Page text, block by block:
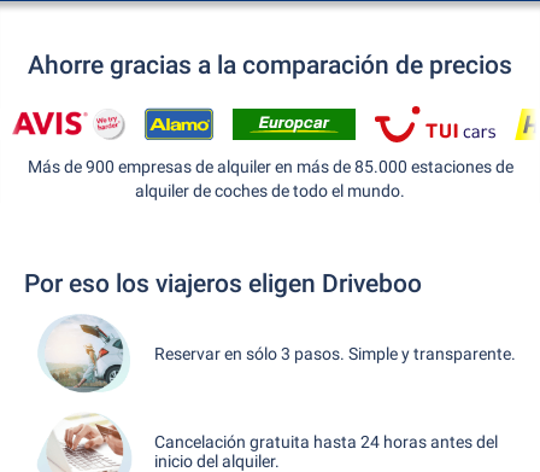
Ahorre gracias a la comparación de precios
Más de 900 empresas de alquiler en más de 85.000 estaciones de
alquiler de coches de todo el mundo.
Por eso los viajeros eligen Driveboo
Reservar en sólo 3 pasos. Simple y transparente.
Cancelación gratuita hasta 24 horas antes del
inicio del alquiler.